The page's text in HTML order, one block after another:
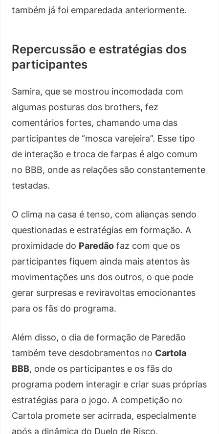
também já foi emparedada anteriormente.
Repercussão e estratégias dos
participantes
Samira, que se mostrou incomodada com
algumas posturas dos brothers, fez
comentários fortes, chamando uma das
participantes de “mosca varejeira”. Esse tipo
de interação e troca de farpas é algo comum
no BBB, onde as relações são constantemente
testadas.
O clima na casa é tenso, com alianças sendo
questionadas e estratégias em formação. A
proximidade do Paredão faz com que os
participantes fiquem ainda mais atentos às
movimentações uns dos outros, o que pode
gerar surpresas e reviravoltas emocionantes
para os fãs do programa.
Além disso, o dia de formação de Paredão
também teve desdobramentos no Cartola
BBB, onde os participantes e os fãs do
programa podem interagir e criar suas próprias
estratégias para o jogo. A competição no
Cartola promete ser acirrada, especialmente
após a dinâmica do Duelo de Risco.